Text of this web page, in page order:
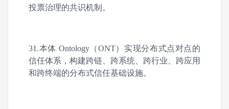
投票治理的共识机制。
31.本体 Ontology（ONT）实现分布式点对点的
信任体系，构建跨链、跨系统、跨行业、跨应用
和跨终端的分布式信任基础设施。